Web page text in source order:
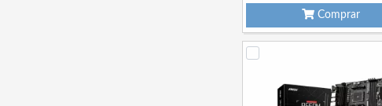
Comprar